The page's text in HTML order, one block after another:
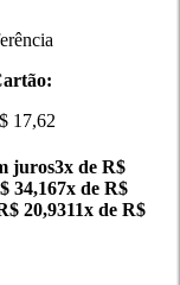
17,62
juros3x de R$
34,167x de R$
20,9311x de R$